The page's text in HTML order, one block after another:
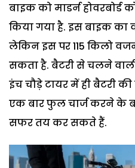
बाइक को माडर्न
किया गया है. इस बाइक का
लेकिन इस पर 115 किलो
सकता है. बैटरी से चलने
इंच चौड़े टायर में ही बैटरी
एक बार फुल चार्ज करने के
सफर तय कर सकते हैं.